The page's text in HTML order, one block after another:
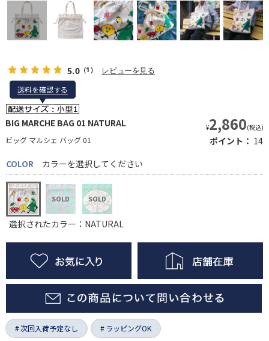
5.0（1） レビューを見る
送料を確認する
送料を確認する
BIG MARCHE BAG 01 NATURAL
ビッグ マルシェ バッグ 01
¥2,860(税込)
ポイント： 14
COLOR
カラーを選択してください
選択されたカラー：NATURAL
次回入荷予定なし ラッピングOK